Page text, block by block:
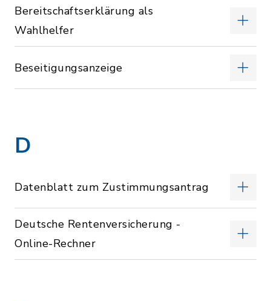
Bereitschaftserklärung als
Wahlhelfer
Beseitigungsanzeige
D
Datenblatt zum Zustimmungsantrag
Deutsche Rentenversicherung -
Online-Rechner